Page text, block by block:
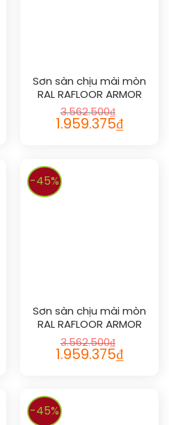
Sơn sàn chịu mài mòn
RAL RAFLOOR ARMOR
2001
3.562.500₫
1.959.375₫
-45%
Sơn sàn chịu mài mòn
RAL RAFLOOR ARMOR
2003
3.562.500₫
1.959.375₫
-45%